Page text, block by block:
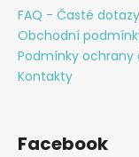
FAQ - Časté dotazy
Obchodní
Podmínky ochrany
Kontakty
Facebook